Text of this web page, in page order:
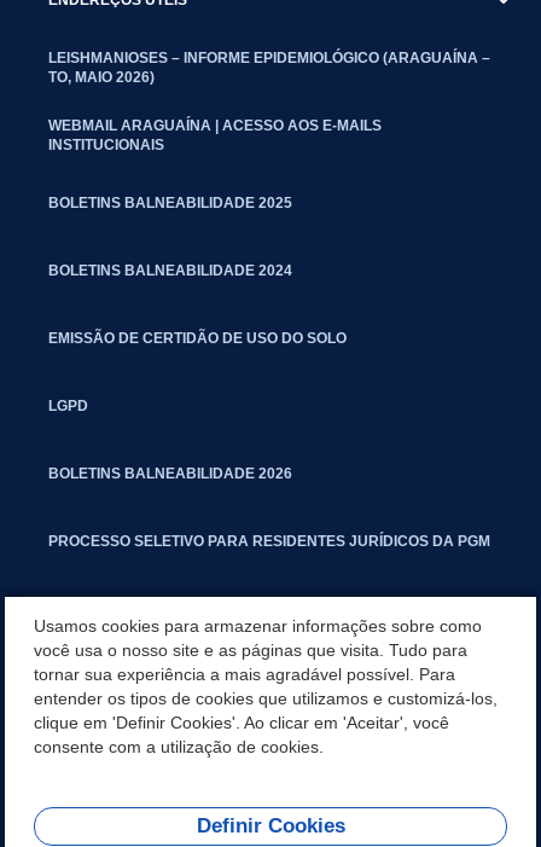
LEISHMANIOSES – INFORME EPIDEMIOLÓGICO (ARAGUAÍNA –
TO, MAIO 2026)
WEBMAIL ARAGUAÍNA | ACESSO AOS E-MAILS
INSTITUCIONAIS
BOLETINS BALNEABILIDADE 2025
BOLETINS BALNEABILIDADE 2024
EMISSÃO DE CERTIDÃO DE USO DO SOLO
LGPD
BOLETINS BALNEABILIDADE 2026
PROCESSO SELETIVO PARA RESIDENTES JURÍDICOS DA PGM
MANUAL DE PROCEDIMENTOS IMOBILIÁRIOS SEINFRA
TURMINHA DO LAGO
Usamos cookies para armazenar informações sobre como
você usa o nosso site e as páginas que visita. Tudo para
tornar sua experiência a mais agradável possível. Para
entender os tipos de cookies que utilizamos e customizá-los,
clique em 'Definir Cookies'. Ao clicar em 'Aceitar', você
consente com a utilização de cookies.
Definir Cookies